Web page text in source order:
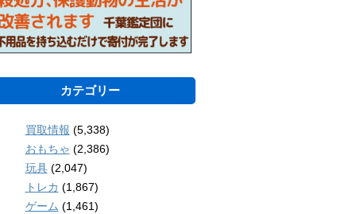
カテゴリー
買取情報 (5,338)
おもちゃ (2,386)
玩具(2,047)
トレカ (1,867)
ゲーム (1,461)